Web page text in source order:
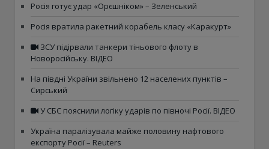
Росія готує удар «Орєшніком» – Зеленський
Росія вратила ракетний корабель класу «Каракурт»
ЗСУ підірвали танкери тіньового флоту в
Новоросійську. ВІДЕО
На півдні України звільнено 12 населених пунктів –
Сирський
У СБС пояснили логіку ударів по півночі Росії. ВІДЕО
Україна паралізувала майже половину нафтового
експорту Росії – Reuters